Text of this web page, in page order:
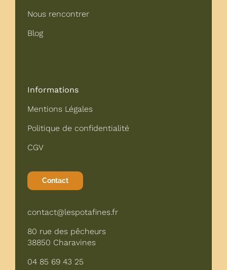
Nous rencontrer
Blog
Informations
Mentions Légales
Politique de confidentialité
CGV
Contact
contact@lespotafines.fr
80 rue des pêcheurs
38850 Charavines
04 85 69 43 25